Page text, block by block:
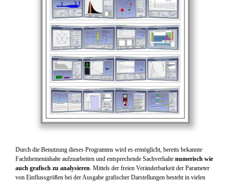
Durch die Benutzung dieses Programms wird es ermöglicht, bereits bekannte
Fachthemeninhalte aufzuarbeiten und entsprechende Sachverhalte numerisch wie
auch grafisch zu analysieren . Mittels der freien Veränderbarkeit der Parameter
von Einflussgrößen bei der Ausgabe grafischer Darstellungen besteht in vielen